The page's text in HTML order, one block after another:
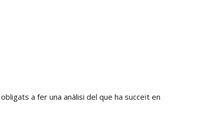
a fer una anàlisi del que ha succeït en